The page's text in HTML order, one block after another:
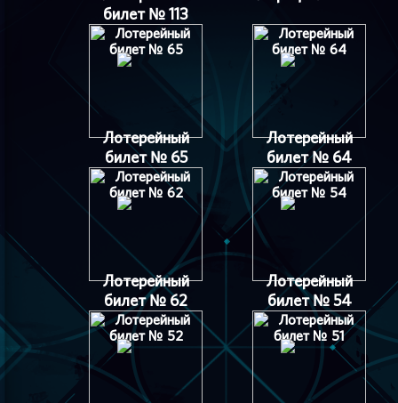
билет № 113
Лотерейный
билет № 65
Лотерейный
билет № 64
Лотерейный
билет № 62
Лотерейный
билет № 54